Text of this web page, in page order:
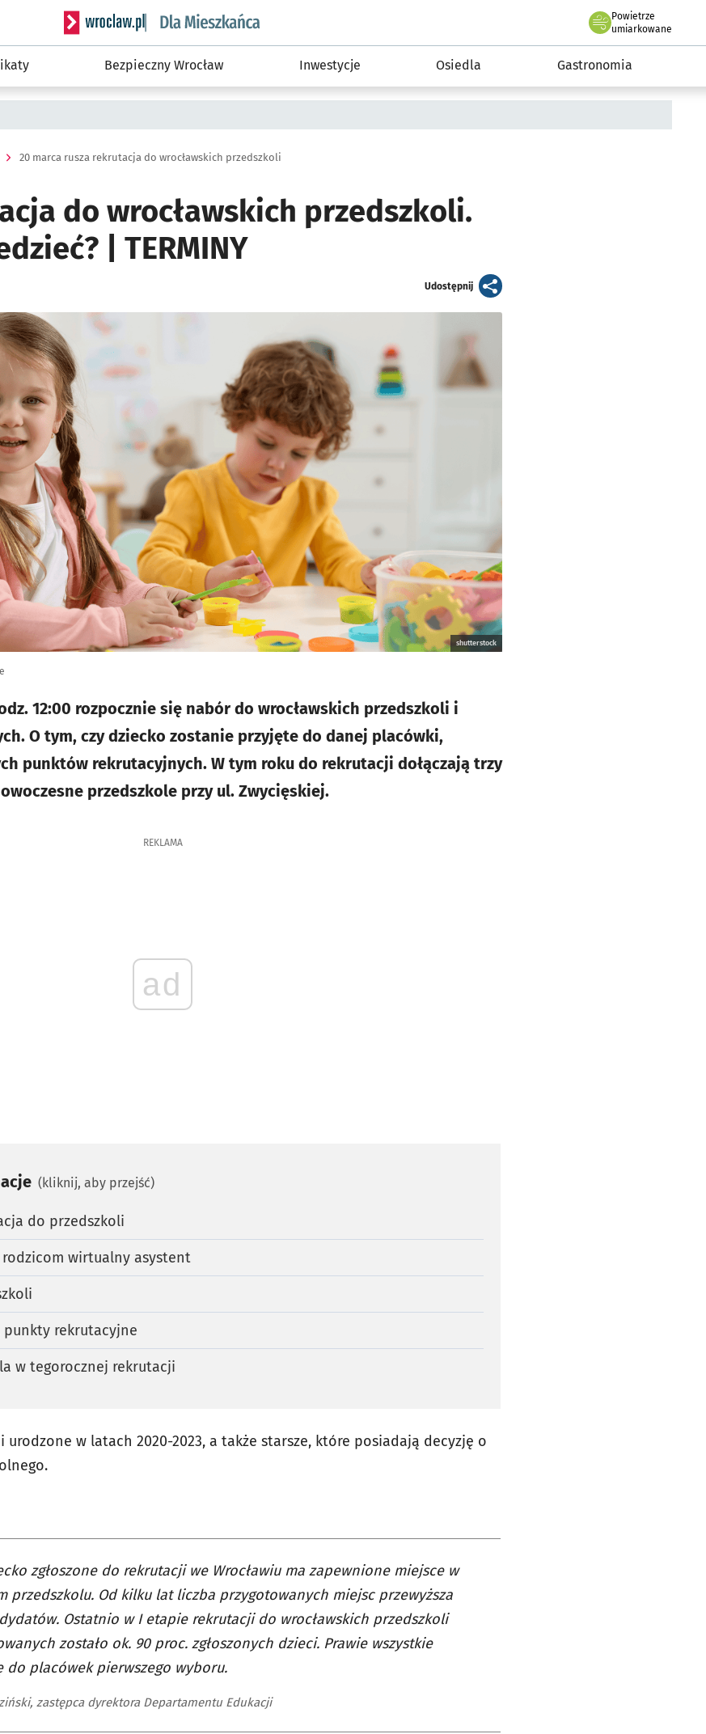
Serwis informacyjny wroclaw.pl podserwis: Dla mieszkańca
Powietrze
we Wrocławiu
umiarkowane
Bezpieczny Wrocław Inwestycje Osiedla Gastronomia
20 marca rusza rekrutacja do wrocławskich przedszkoli
do wrocławskich przedszkoli.
| TERMINY
Udostępnijartykuł
shutterstock
12:00 rozpocznie się nabór do wrocławskich przedszkoli i
O tym, czy dziecko zostanie przyjęte do danej placówki,
punktów rekrutacyjnych. W tym roku do rekrutacji dołączają trzy
przedszkole przy ul. Zwycięskiej.
REKLAMA
ad
(kliknij, aby przejść)
do przedszkoli
wirtualny asystent
punkty rekrutacyjne
w tegorocznej rekrutacji
w latach 2020-2023, a także starsze, które posiadają decyzję o
zgłoszone do rekrutacji we Wrocławiu ma zapewnione miejsce w
przedszkolu. Od kilku lat liczba przygotowanych miejsc przewyższa
Ostatnio w I etapie rekrutacji do wrocławskich przedszkoli
zostało ok. 90 proc. zgłoszonych dzieci. Prawie wszystkie
do placówek pierwszego wyboru.
zastępca dyrektora Departamentu Edukacji